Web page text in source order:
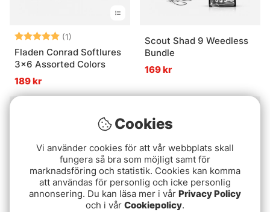
Betyg: (1)
5.0 utav 5 stjärnor
Fladen Conrad Softlures
3x6 Assorted Colors
189 kr
Scout Shad 9 Weedless
Bundle
169 kr
Cookies
Vi använder cookies för att vår webbplats skall
fungera så bra som möjligt samt för
marknadsföring och statistik. Cookies kan komma
att användas för personlig och icke personlig
annonsering. Du kan läsa mer i vår Privacy Policy
och i vår Cookiepolicy.